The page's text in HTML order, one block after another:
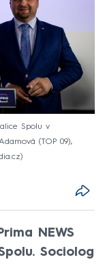
Spolu v
(TOP 09),
NEWS
Sociolog